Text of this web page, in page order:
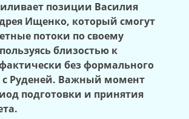
позиции Василия
Ищенко, который смогут
потоки по своему
близостью к
без формального
с Руденей. Важный момент
подготовки и принятия